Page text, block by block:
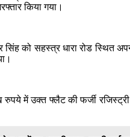
किया गया।
सिंह को सहस्त्र धारा रोड स्थित
रुपये में उक्त फ्लैट की फर्जी